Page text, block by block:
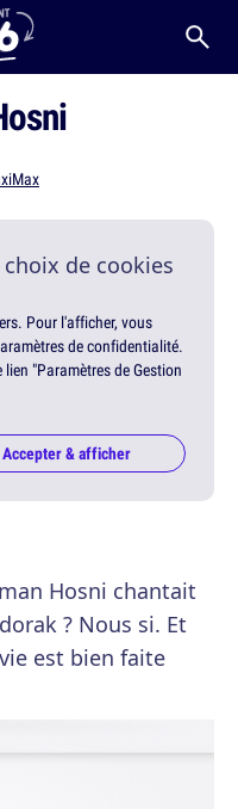
de cookies
Pour l'afficher, vous
de confidentialité.
"Paramètres de Gestion
Accepter & afficher
Hosni chantait
? Nous si. Et
est bien faite